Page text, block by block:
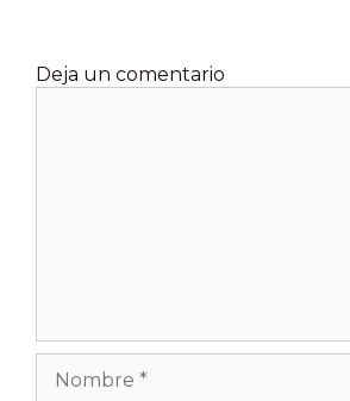
Deja un comentario
Nombre